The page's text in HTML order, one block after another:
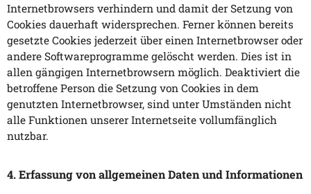
Internetbrowsers verhindern und damit der Setzung von
Cookies dauerhaft widersprechen. Ferner können bereits
gesetzte Cookies jederzeit über einen Internetbrowser oder
andere Softwareprogramme gelöscht werden. Dies ist in
allen gängigen Internetbrowsern möglich. Deaktiviert die
betroffene Person die Setzung von Cookies in dem
genutzten Internetbrowser, sind unter Umständen nicht
alle Funktionen unserer Internetseite vollumfänglich
nutzbar.
4. Erfassung von allgemeinen Daten und Informationen